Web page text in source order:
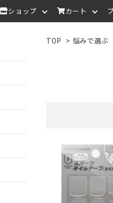
ショップ カート
爪に縦筋があ
ボウリング
TOP > 悩みで選ぶ